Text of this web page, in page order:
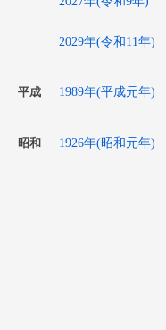
2029年(令和11年)
平成 1989年(平成元年)
昭和 1926年(昭和元年)